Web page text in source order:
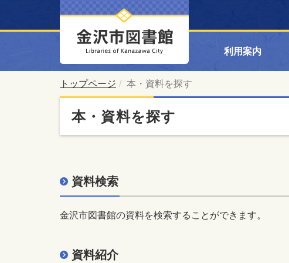
利用案内
トップページ 本・資料を探す
本・資料を探す
資料検索
金沢市図書館の資料を検索することができます。
資料紹介